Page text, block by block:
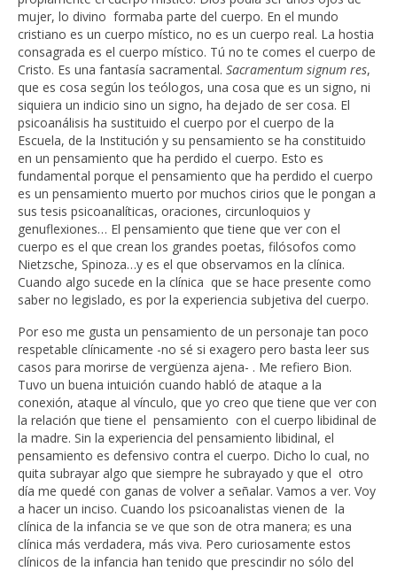
mujer, lo divino formaba parte del cuerpo. En el mundo
cristiano es un cuerpo místico, no es un cuerpo real. La hostia
consagrada es el cuerpo místico. Tú no te comes el cuerpo de
Cristo. Es una fantasía sacramental. Sacramentum signum res,
que es cosa según los teólogos, una cosa que es un signo, ni
siquiera un indicio sino un signo, ha dejado de ser cosa. El
psicoanálisis ha sustituido el cuerpo por el cuerpo de la
Escuela, de la Institución y su pensamiento se ha constituido
en un pensamiento que ha perdido el cuerpo. Esto es
fundamental porque el pensamiento que ha perdido el cuerpo
es un pensamiento muerto por muchos cirios que le pongan a
sus tesis psicoanalíticas, oraciones, circunloquios y
genuflexiones… El pensamiento que tiene que ver con el
cuerpo es el que crean los grandes poetas, filósofos como
Nietzsche, Spinoza…y es el que observamos en la clínica.
Cuando algo sucede en la clínica que se hace presente como
saber no legislado, es por la experiencia subjetiva del cuerpo.
Por eso me gusta un pensamiento de un personaje tan poco
respetable clínicamente -no sé si exagero pero basta leer sus
casos para morirse de vergüenza ajena- . Me refiero Bion.
Tuvo un buena intuición cuando habló de ataque a la
conexión, ataque al vínculo, que yo creo que tiene que ver con
la relación que tiene el pensamiento con el cuerpo libidinal de
la madre. Sin la experiencia del pensamiento libidinal, el
pensamiento es defensivo contra el cuerpo. Dicho lo cual, no
quita subrayar algo que siempre he subrayado y que el otro
día me quedé con ganas de volver a señalar. Vamos a ver. Voy
a hacer un inciso. Cuando los psicoanalistas vienen de la
clínica de la infancia se ve que son de otra manera; es una
clínica más verdadera, más viva. Pero curiosamente estos
clínicos de la infancia han tenido que prescindir no sólo del